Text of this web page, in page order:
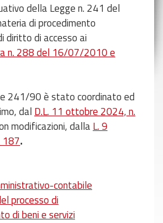
della Legge n. 241 del
di procedimento
diritto di accesso ai
n. 288 del 16/07/2010 e
241/90 è stato coordinato ed
dal D.L. 11 ottobre 2024, n.
modificazioni, dallaL. 9
187.
contabile
processo di
di beni e servizi